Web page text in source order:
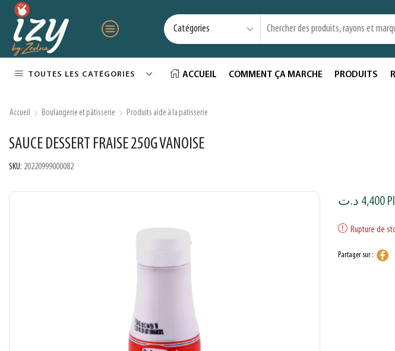
TOUTES LES CATÉGORIES ACCUEIL COMMENT ÇA MARCHE PRODUITS
Accueil Boulangerie et pâtisserie Produits aide à la patisserie
SAUCE DESSERT FRAISE 250G VANOISE
SKU: 20220999000082
4,400 د.ت
Rupture de
Partager sur :